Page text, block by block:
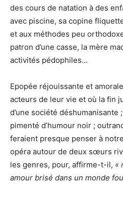
des cours de natation à des
avec piscine, sa copine
et aux méthodes peu
patron d’une casse, la mère
activités pédophiles…
Epopée réjouissante et
acteurs de leur vie et où la fin
d’une société
pimenté d’humour noir ;
feraient presque penser à notre
opéra autour de deux sœurs
les genres, pour, affirme-t-il, «
amour brisé dans un monde